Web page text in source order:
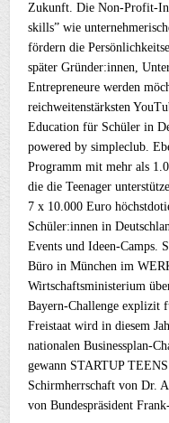
Zukunft. Die Non-Profit-
skills” wie
fördern die
später Gründer:innen,
Entrepreneure werden
reichweitenstärksten
Education für Schüler in
powered by simpleclub.
Programm mit mehr als
die die Teenager
7 x 10.000 Euro
Schüler:innen in
Events und Ideen-Camps.
Büro in München im
Wirtschaftsministerium
Bayern-Challenge explizit
Freistaat wird in diesem
nationalen Businessplan-
gewann STARTUP
Schirmherrschaft von Dr.
von Bundespräsident